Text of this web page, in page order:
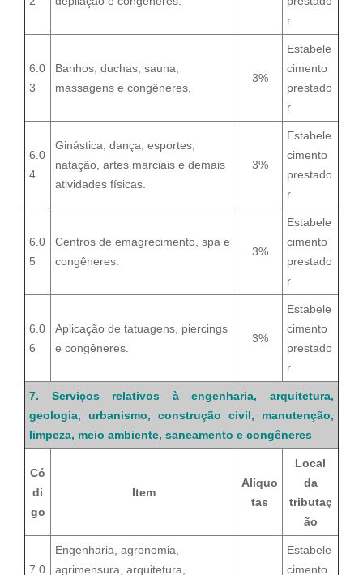
r
6.0
3
Banhos, duchas, sauna,
massagens e congêneres.
3%
Estabele
cimento
prestado
r
6.0
4
Ginástica, dança, esportes,
natação, artes marciais e demais
atividades físicas.
3%
Estabele
cimento
prestado
r
6.0
5
Centros de emagrecimento, spa e
congêneres.
3%
Estabele
cimento
prestado
r
6.0
6
Aplicação de tatuagens, piercings
e congêneres.
3%
Estabele
cimento
prestado
r
7. Serviços relativos à engenharia, arquitetura,
geologia, urbanismo, construção civil, manutenção,
limpeza, meio ambiente, saneamento e congêneres
Có
di
go
Item
Alíquo
tas
Local
da
tributaç
ão
7.0
Engenharia, agronomia,
agrimensura, arquitetura,
Estabele
cimento